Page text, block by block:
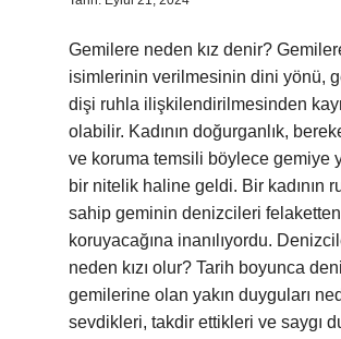
Gemilere neden kız denir?
isimlerinin verilmesinin dini yönü,
dişi ruhla ilişkilendirilmesinden
olabilir. Kadının doğurganlık,
ve koruma temsili böylece gemiye
bir nitelik haline geldi. Bir kadının
sahip geminin denizcileri felaketten
koruyacağına inanılıyordu.
neden kızı olur? Tarih boyunca
gemilerine olan yakın duyguları
sevdikleri, takdir ettikleri ve saygı